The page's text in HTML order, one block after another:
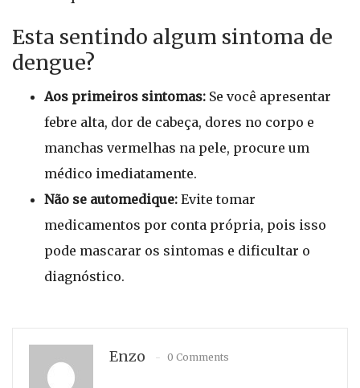
Esta sentindo algum sintoma de
dengue?
Aos primeiros sintomas: Se você apresentar
febre alta, dor de cabeça, dores no corpo e
manchas vermelhas na pele, procure um
médico imediatamente.
Não se automedique: Evite tomar
medicamentos por conta própria, pois isso
pode mascarar os sintomas e dificultar o
diagnóstico.
Enzo 0 Comments